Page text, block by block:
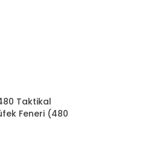
Taktikal
Feneri (480